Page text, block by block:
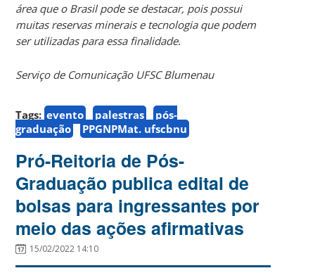
área que o Brasil pode se destacar, pois possui
muitas reservas minerais e tecnologia que podem
ser utilizadas para essa finalidade.
Serviço de Comunicação UFSC Blumenau
Tags: evento palestras
pós-
graduação
PPGNPMat. ufscbnu
Pró-Reitoria de Pós-
Graduação publica edital de
bolsas para ingressantes por
meio das ações afirmativas
15/02/2022 14:10